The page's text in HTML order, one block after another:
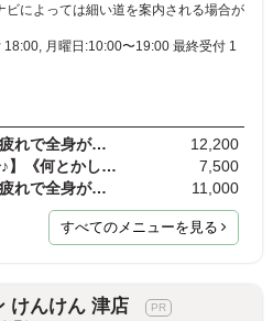
によっては細い道を案内される場合が
月曜日:10:00〜19:00 最終受付 1
【新規】《首肩こり・腰の疲れで全身が辛い方に》全…
12,200
【新規・まずはお試し60分♪】《何とかしたい首肩こり…
7,500
【新規】《首肩こり・腰の疲れで全身が辛い方に》オ…
11,000
すべてのメニューを見る
けんけん 津店